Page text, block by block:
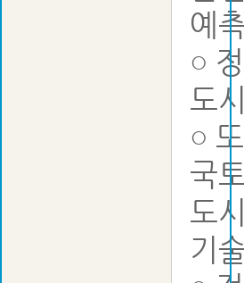
예
○
도
○
국
도
기